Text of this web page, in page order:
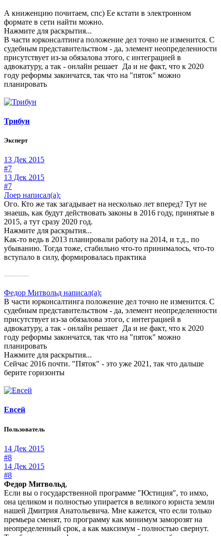
А книженцию почитаем, спс) Ее кстати в электронном
формате в сети найти можно.
Нажмите для раскрытия...
В части юрконсалтинга положение дел точно не изменится. С
судебным представительством - да, элемент неопределенности
присутствует из-за обязалова этого, с интеграцией в
адвокатуру, а так - онлайн решает Да и не факт, что к 2020
году реформы закончатся, так что на "пяток" можно
планировать
Трибун
Эксперт
13 Дек 2015
#7
13 Дек 2015
#7
Лоер написал(а):
Ого. Кто же так загадывает на несколько лет вперед? Тут не
знаешь, как будут действовать законы в 2016 году, принятые в
2015, а тут сразу 2020 год.
Нажмите для раскрытия...
Как-то ведь в 2013 планировали работу на 2014, и т.д., по
убыванию. Тогда тоже, стабильно что-то принималось, что-то
вступало в силу, формировалась практика
----------
Федор Митвольд написал(а):
В части юрконсалтинга положение дел точно не изменится. С
судебным представительством - да, элемент неопределенности
присутствует из-за обязалова этого, с интеграцией в
адвокатуру, а так - онлайн решает Да и не факт, что к 2020
году реформы закончатся, так что на "пяток" можно
планировать
Нажмите для раскрытия...
Сейчас 2016 почти. "Пяток" - это уже 2021, так что дальше
берите горизонты
Евсей
Пользователь
14 Дек 2015
#8
14 Дек 2015
#8
Федор Митвольд,
Если вы о государственной программе "Юстиция", то имхо,
она целиком и полностью упирается в великого юриста земли
нашей Дмитрия Анатольевича. Мне кажется, что если только
премьера сменят, то программу как минимум заморозят на
неопределенный срок, а как максимум - полностью свернут.